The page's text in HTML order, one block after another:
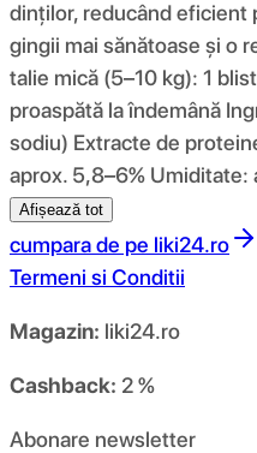
dinților, reducând eficient
gingii mai sănătoase și o
talie mică (5–10 kg): 1
proaspătă la îndemână
sodiu) Extracte de
aprox. 5,8–6% Umiditate:
Afișează tot
cumpara de pe liki24.ro
Termeni si Conditii
Magazin: liki24.ro
Cashback: 2 %
Abonare newsletter